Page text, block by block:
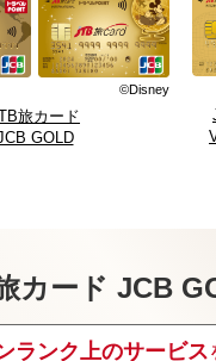
©Disney
旅カード
GOLD
カード JCB
ランク上のサービス